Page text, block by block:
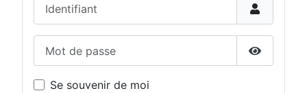
Afficher
Se souvenir de moi